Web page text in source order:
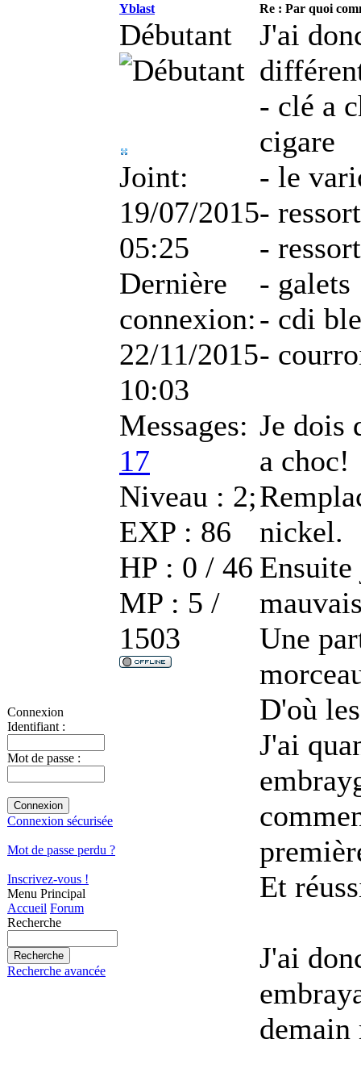
Connexion
Identifiant :
Mot de passe :
Connexion sécurisée
Mot de passe perdu ?
Inscrivez-vous !
Menu Principal
Accueil Forum
Recherche
Recherche avancée
Yblast Re : Par quoi
Débutant
Joint:
19/07/2015
05:25
Dernière
connexion:
22/11/2015
10:03
Messages:
17
Niveau : 2;
EXP : 86
HP : 0 / 46
MP : 5 /
1503
J'ai
- clé a
cigare
- le
-
-
- galets
- cdi
-
Je dois
a choc!
nickel.
Ensuite
Une
D'où
J'ai
Et
J'ai